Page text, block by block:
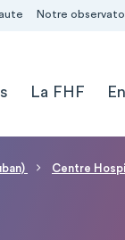
Notre
La FHF
Centre